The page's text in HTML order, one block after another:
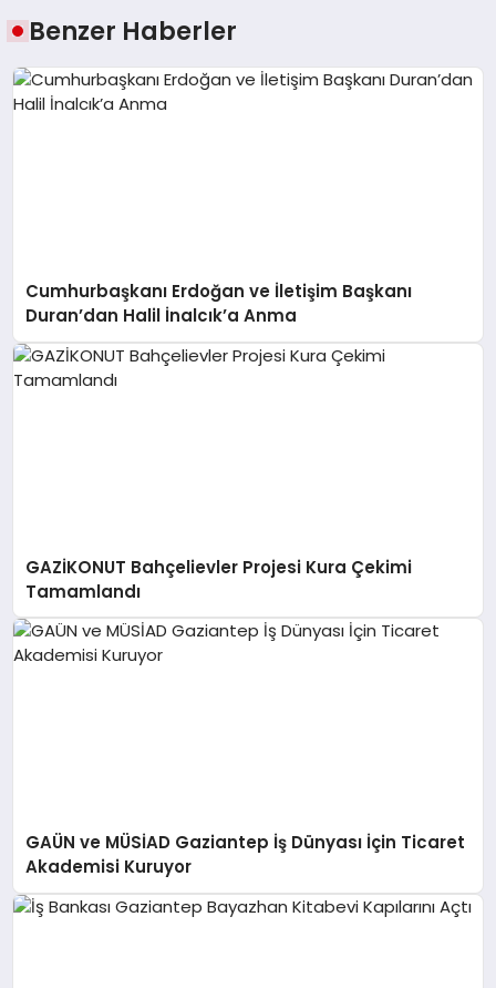
Benzer Haberler
Cumhurbaşkanı Erdoğan ve İletişim Başkanı
Duran’dan Halil İnalcık’a Anma
GAZİKONUT Bahçelievler Projesi Kura Çekimi
Tamamlandı
GAÜN ve MÜSİAD Gaziantep İş Dünyası İçin Ticaret
Akademisi Kuruyor